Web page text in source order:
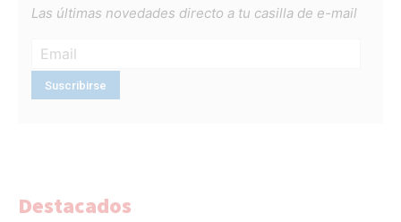
Las últimas novedades directo a tu casilla de e-mail
Destacados